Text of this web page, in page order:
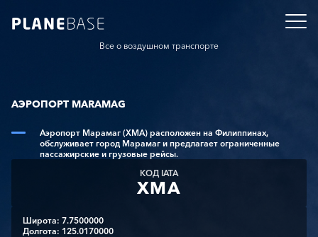
Все о воздушном транспорте
АЭРОПОРТ MARAMAG
Аэропорт Марамаг (XMA) расположен на Филиппинах,
обслуживает город Марамаг и предлагает ограниченные
пассажирские и грузовые рейсы.
КОД IATA
XMA
Широта: 7.7500000
Долгота: 125.0170000